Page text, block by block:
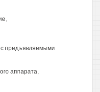
предъявляемыми
аппарата,